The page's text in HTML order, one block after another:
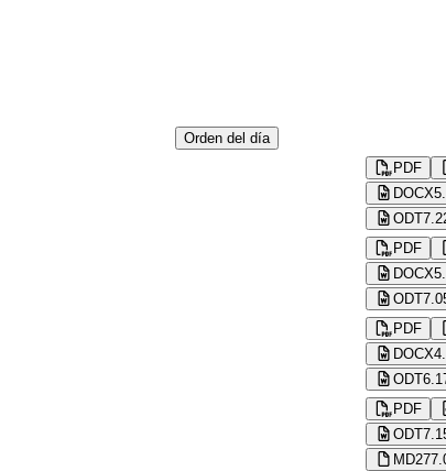
Orden del día
PDF
DOCX
ODT
PDF
DOCX
ODT
PDF
DOCX
ODT
PDF
ODT
MD